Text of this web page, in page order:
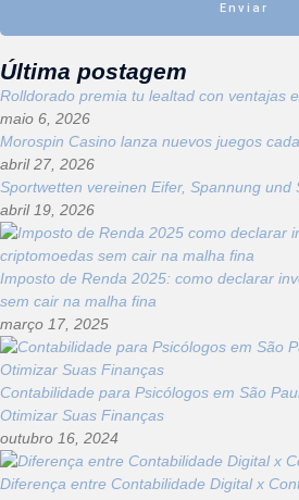
Enviar
Última postagem
Rolldorado premia tu lealtad con ventajas
maio 6, 2026
Morospin Casino lanza nuevos juegos
abril 27, 2026
Sportwetten vereinen Eifer, Spannung und
abril 19, 2026
Imposto de Renda 2025: como declarar
sem cair na malha fina
março 17, 2025
Contabilidade para Psicólogos em São
Otimizar Suas Finanças
outubro 16, 2024
Diferença entre Contabilidade Digital x